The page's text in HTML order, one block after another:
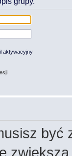
aktywacyjny
być